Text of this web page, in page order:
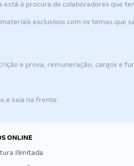
à procura de colaboradores que
exclusivos com os temas que
e prova, remuneração, cargos e
e saia na frente.
ONLINE
Ilimitada